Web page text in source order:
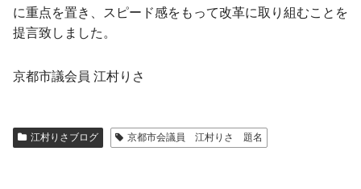
に重点を置き、スピード感をもって改革に取り組むことを
提言致しました。
京都市議会員 江村りさ
江村りさブログ 京都市会議員 江村りさ 題名